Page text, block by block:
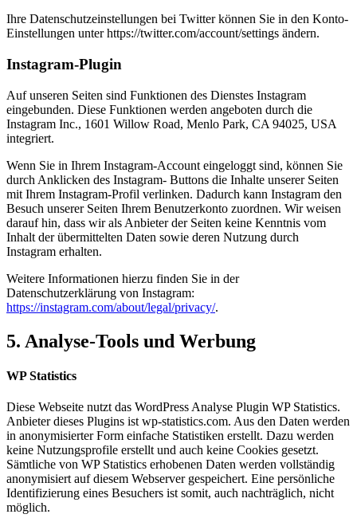
Ihre Datenschutzeinstellungen bei Twitter können Sie in den Konto-
Einstellungen unter https://twitter.com/account/settings ändern.
Instagram-Plugin
Auf unseren Seiten sind Funktionen des Dienstes Instagram
eingebunden. Diese Funktionen werden angeboten durch die
Instagram Inc., 1601 Willow Road, Menlo Park, CA 94025, USA
integriert.
Wenn Sie in Ihrem Instagram-Account eingeloggt sind, können Sie
durch Anklicken des Instagram- Buttons die Inhalte unserer Seiten
mit Ihrem Instagram-Profil verlinken. Dadurch kann Instagram den
Besuch unserer Seiten Ihrem Benutzerkonto zuordnen. Wir weisen
darauf hin, dass wir als Anbieter der Seiten keine Kenntnis vom
Inhalt der übermittelten Daten sowie deren Nutzung durch
Instagram erhalten.
Weitere Informationen hierzu finden Sie in der
Datenschutzerklärung von Instagram:
https://instagram.com/about/legal/privacy/.
5. Analyse-Tools und Werbung
WP Statistics
Diese Webseite nutzt das WordPress Analyse Plugin WP Statistics.
Anbieter dieses Plugins ist wp-statistics.com. Aus den Daten werden
in anonymisierter Form einfache Statistiken erstellt. Dazu werden
keine Nutzungsprofile erstellt und auch keine Cookies gesetzt.
Sämtliche von WP Statistics erhobenen Daten werden vollständig
anonymisiert auf diesem Webserver gespeichert. Eine persönliche
Identifizierung eines Besuchers ist somit, auch nachträglich, nicht
möglich.